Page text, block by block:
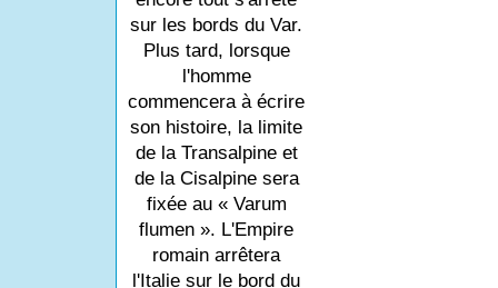
sur les bords du Var.
Plus tard, lorsque
l'homme
commencera à écrire
son histoire, la limite
de la Transalpine et
de la Cisalpine sera
fixée au « Varum
flumen ». L'Empire
romain arrêtera
l'Italie sur le bord du